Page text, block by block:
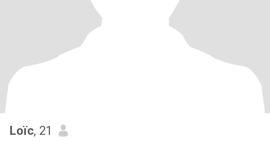
Loïc, 21